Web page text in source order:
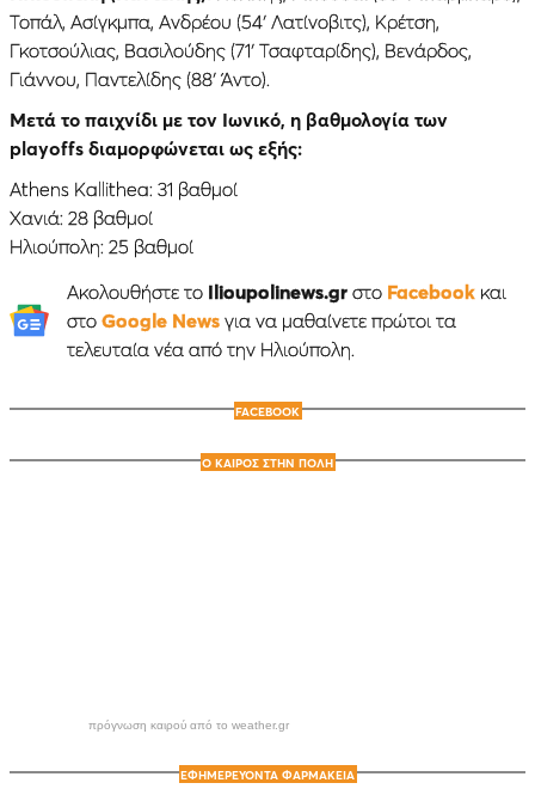
Τοπάλ, Ασίγκμπα, Ανδρέου (54′ Λατίνοβιτς), Κρέτση,
Γκοτσούλιας, Βασιλούδης (71′ Τσαφταρίδης), Βενάρδος,
Γιάννου, Παντελίδης (88′ Άντο).
Mετά το παιχνίδι με τον Ιωνικό, η βαθμολογία των
playoffs διαμορφώνεται ως εξής:
Αthens Kallithea: 31 βαθμοί
Χανιά: 28 βαθμοί
Ηλιούπολη: 25 βαθμοί
Ακολουθήστε το Ilioupolinews.grστο Facebookκαι
στο Google Newsγια να μαθαίνετε πρώτοι τα
τελευταία νέα από την Ηλιούπολη.
FACEBOOK
Ο ΚΑΙΡΟΣ ΣΤΗΝ ΠΟΛΗ
πρόγνωση καιρού από το weather.gr
ΕΦΗΜΕΡΕΥΟΝΤΑ ΦΑΡΜΑΚΕΙΑ